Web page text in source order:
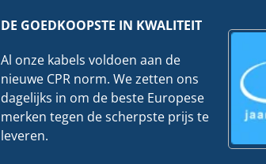
DE GOEDKOOPSTE IN KWALITEIT
Al onze kabels voldoen aan de
nieuwe CPR norm. We zetten ons
dagelijks in om de beste Europese
merken tegen de scherpste prijs te
leveren.